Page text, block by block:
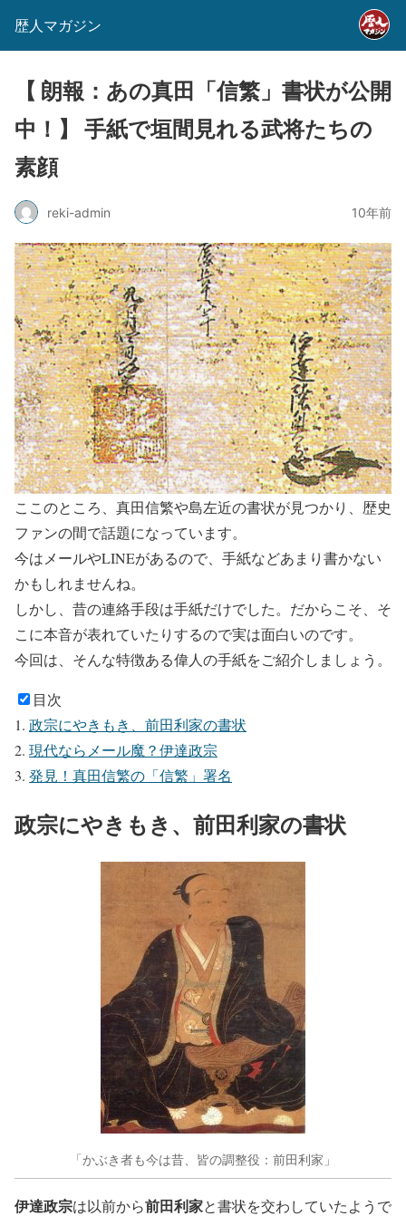
歴人マガジン
【 朗報：あの真田「信繁」書状が公開
中！】 手紙で垣間見れる武将たちの
素顔
reki-admin 10年前
ここのところ、真田信繁や島左近の書状が見つかり、歴史
ファンの間で話題になっています。
今はメールやLINEがあるので、手紙などあまり書かない
かもしれませんね。
しかし、昔の連絡手段は手紙だけでした。だからこそ、そ
こに本音が表れていたりするので実は面白いのです。
今回は、そんな特徴ある偉人の手紙をご紹介しましょう。
目次
政宗にやきもき、前田利家の書状
現代ならメール魔？伊達政宗
発見！真田信繁の「信繁」署名
政宗にやきもき、前田利家の書状
「かぶき者も今は昔、皆の調整役：前田利家」
伊達政宗は以前から前田利家と書状を交わしていたようで